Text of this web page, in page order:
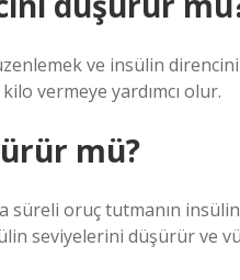
ve insülin direncini
vermeye yardımcı olur.
mü?
süreli oruç tutmanın
seviyelerini düşürür ve